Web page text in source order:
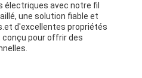
électriques avec notre fil
une solution fiable et
d'excellentes propriétés
pour offrir des